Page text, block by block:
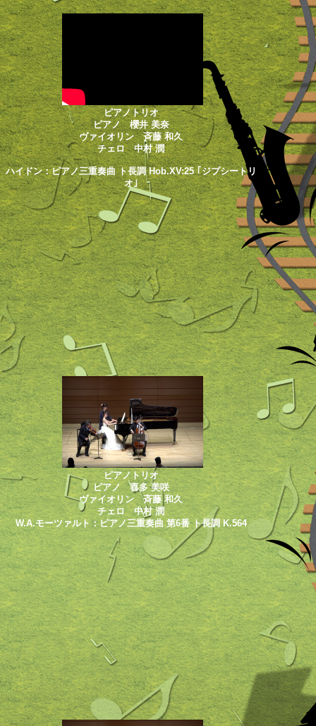
ピアノトリオ
ピアノ 櫻井 美奈
ヴァイオリン 斉藤 和久
チェロ 中村 潤
ハイドン：ピアノ三重奏曲 ト長調 Hob.XV:25 ｢ジプシートリ
オ｣
ピアノトリオ
ピアノ 喜多 美咲
ヴァイオリン 斉藤 和久
チェロ 中村 潤
W.A.モーツァルト：ピアノ三重奏曲 第6番 ト長調 K.564